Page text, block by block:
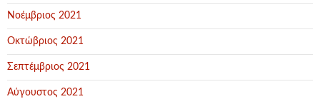
Νοέμβριος 2021
Οκτώβριος 2021
Σεπτέμβριος 2021
Αύγουστος 2021